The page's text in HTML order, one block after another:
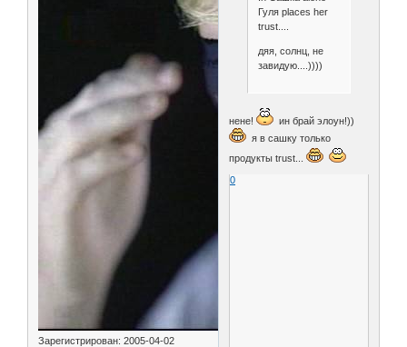
Зарегистрирован: 2005-04-02
Гуля places her
trust....
дяя, солнц, не
завидую....))))
нене!
ин брай элоун!))
я в сашку только
продукты trust...
0